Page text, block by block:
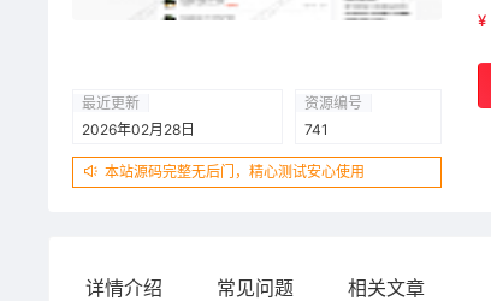
最近更新
2026年02月28日
资源编号
741
本站源码完整无后门，精心测试安心使用
¥
详情介绍 常见问题 相关文章